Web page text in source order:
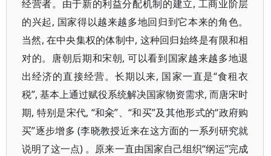
经营者。由于新的利益分配机制的建立, 工商业阶层
的兴起, 国家得以越来越多地回归到它本来的角色。
当然, 在中央集权的体制中, 这种回归始终是有限和相
对的。唐朝后期和宋朝, 可以看到国家越来越多地退
出经济的直接经营。长期以来, 国家一直是“食租衣
税”, 基本上通过赋役系统解决国家物资需求, 而唐宋时
期, 特别是宋代, “和籴”、“和买”及其他形式的“政府购
买”逐步增多 (李晓教授近来在这方面的一系列研究就
说明了这一点) 。原来一直由国家自己组织“纲运”完成